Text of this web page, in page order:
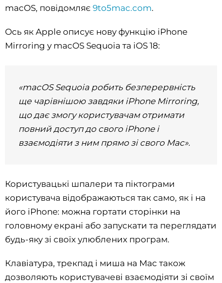
macOS, повідомляє 9to5mac.com.
Ось як Apple описує нову функцію iPhone
Mirroring у macOS Sequoia та iOS 18:
«macOS Sequoia робить безперервність
ще чарівнішою завдяки iPhone Mirroring,
що дає змогу користувачам отримати
повний доступ до свого iPhone і
взаємодіяти з ним прямо зі свого Mac».
Користувацькі шпалери та піктограми
користувача відображаються так само, як і на
його iPhone: можна гортати сторінки на
головному екрані або запускати та переглядати
будь-яку зі своїх улюблених програм.
Клавіатура, трекпад і миша на Mac також
дозволяють користувачеві взаємодіяти зі своїм